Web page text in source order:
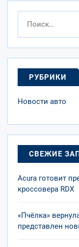
РУБРИКИ
Новости авто
СВЕЖИЕ
Acura готовит
кроссовера RDX
«Пчёлка»
представлен